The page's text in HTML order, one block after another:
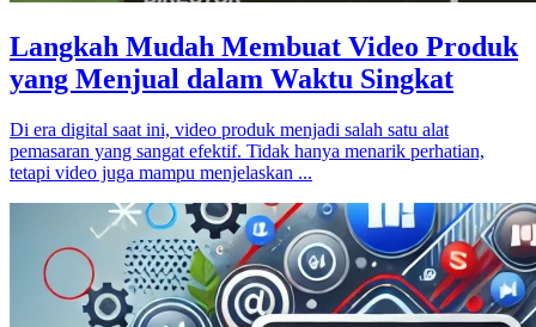
Langkah Mudah Membuat Video Produk
yang Menjual dalam Waktu Singkat
Di era digital saat ini, video produk menjadi salah satu alat
pemasaran yang sangat efektif. Tidak hanya menarik perhatian,
tetapi video juga mampu menjelaskan ...